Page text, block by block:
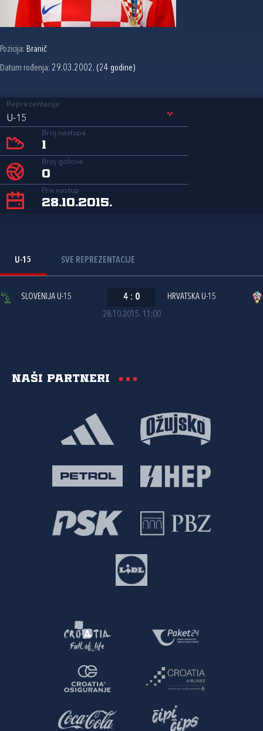
Pozicija: Branič
Datum rođenja: 29.03.2002. (24 godine)
Reprezentacija
U-15
Broj nastupa
1
Broj golova
0
Prvi nastup
28.10.2015.
U-15 SVE REPREZENTACIJE
28.10.2015. 11:00
SLOVENIJA U-15 4 : 0 HRVATSKA U-15
Naši partneri